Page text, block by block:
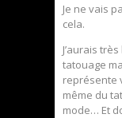
Je ne vais
cela.
J’aurais
tatouage
représente
même du
mode… Et